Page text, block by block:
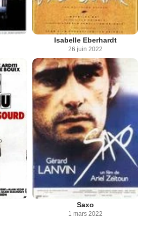
Isabelle Eberhardt
26 juin 2022
Saxo
1 mars 2022